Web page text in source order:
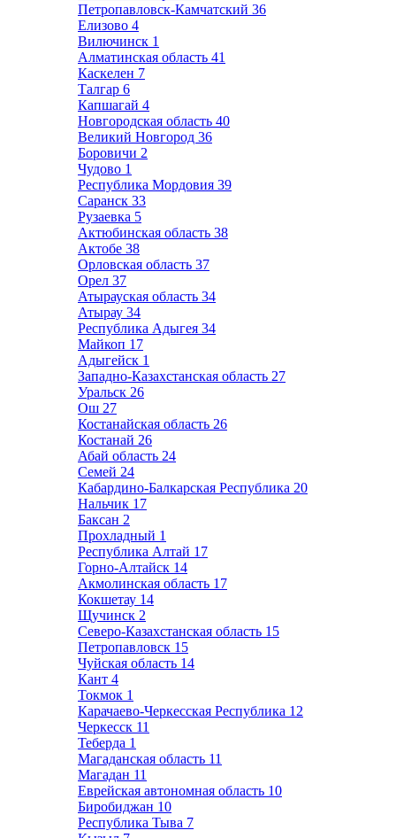
Петропавловск-Камчатский 36
Елизово 4
Вилючинск 1
Алматинская область 41
Каскелен 7
Талгар 6
Капшагай 4
Новгородская область 40
Великий Новгород 36
Боровичи 2
Чудово 1
Республика Мордовия 39
Саранск 33
Рузаевка 5
Актюбинская область 38
Актобе 38
Орловская область 37
Орел 37
Атырауская область 34
Атырау 34
Республика Адыгея 34
Майкоп 17
Адыгейск 1
Западно-Казахстанская область 27
Уральск 26
Ош 27
Костанайская область 26
Костанай 26
Абай область 24
Семей 24
Кабардино-Балкарская Республика 20
Нальчик 17
Баксан 2
Прохладный 1
Республика Алтай 17
Горно-Алтайск 14
Акмолинская область 17
Кокшетау 14
Щучинск 2
Северо-Казахстанская область 15
Петропавловск 15
Чуйская область 14
Кант 4
Токмок 1
Карачаево-Черкесская Республика 12
Черкесск 11
Теберда 1
Магаданская область 11
Магадан 11
Еврейская автономная область 10
Биробиджан 10
Республика Тыва 7